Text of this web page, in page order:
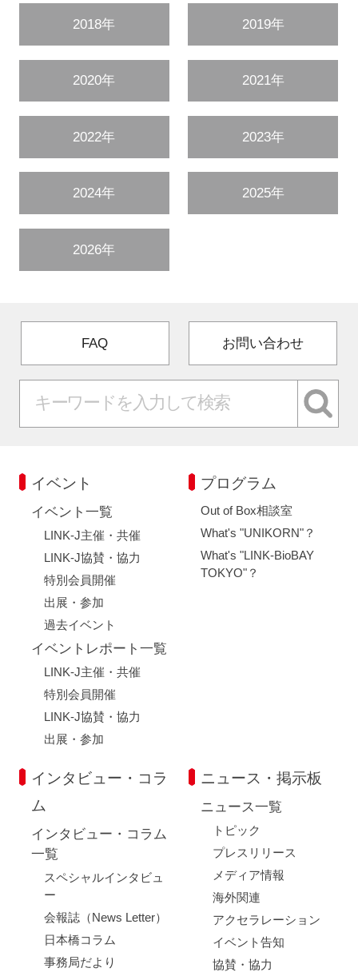
2018年 2019年
2020年 2021年
2022年 2023年
2024年 2025年
2026年
FAQ お問い合わせ
イベント
イベント一覧
LINK-J主催・共催
LINK-J協賛・協力
特別会員開催
出展・参加
過去イベント
イベントレポート一覧
LINK-J主催・共催
特別会員開催
LINK-J協賛・協力
出展・参加
プログラム
Out of Box相談室
What's "UNIKORN"？
What's "LINK-BioBAY
TOKYO"？
インタビュー・コラ
ム
インタビュー・コラム
一覧
スペシャルインタビュ
ー
会報誌（News Letter）
日本橋コラム
事務局だより
ニュース・掲示板
ニュース一覧
トピック
プレスリリース
メディア情報
海外関連
アクセラレーション
イベント告知
協賛・協力